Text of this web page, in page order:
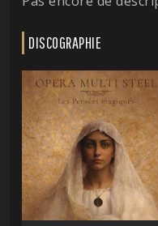
DISCOGRAPHIE